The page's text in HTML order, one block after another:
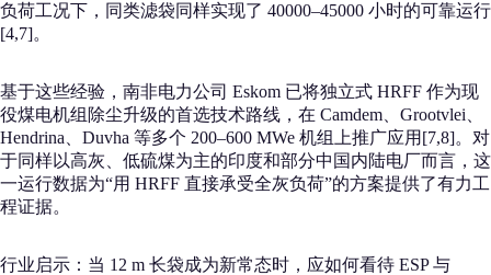
负荷工况下，同类滤袋同样实现了 40000–45000 小时的可靠运行
[4,7]。
基于这些经验，南非电力公司 Eskom 已将独立式 HRFF 作为现
役煤电机组除尘升级的首选技术路线，在 Camdem、Grootvlei、
Hendrina、Duvha 等多个 200–600 MWe 机组上推广应用[7,8]。对
于同样以高灰、低硫煤为主的印度和部分中国内陆电厂而言，这
一运行数据为“用 HRFF 直接承受全灰负荷”的方案提供了有力工
程证据。
行业启示：当 12 m 长袋成为新常态时，应如何看待 ESP 与